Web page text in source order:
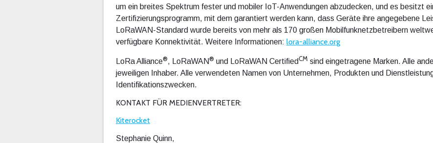
um ein breites Spektrum fester und mobiler IoT-Anwendungen abzudecken, und es besitzt
Zertifizierungsprogramm, mit dem garantiert werden kann, dass Geräte ihre angegebene
LoRaWAN-Standard wurde bereits von mehr als 170 großen Mobilfunknetzbetreibern
verfügbare Konnektivität. Weitere Informationen: lora-alliance.org
LoRa Alliance®, LoRaWAN® und LoRaWAN CertifiedCM sind eingetragene Marken. Alle
jeweiligen Inhaber. Alle verwendeten Namen von Unternehmen, Produkten und
Identifikationszwecken.
KONTAKT FÜR MEDIENVERTRETER:
Kiterocket
Stephanie Quinn,